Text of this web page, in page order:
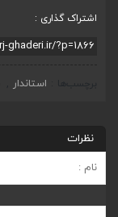
اشتراک گذاری :
استاندار
نظرات